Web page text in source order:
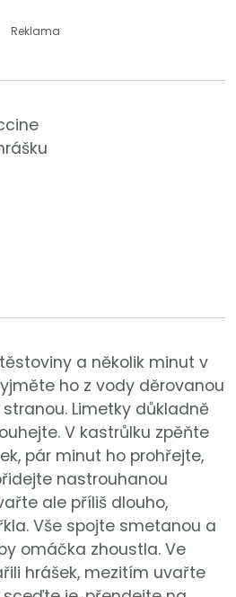
Reklama
a několik minut v
ho z vody děrovanou
Limetky důkladně
V kastrůlku zpěňte
pár minut ho prohřejte,
nastrouhanou
ale příliš dlouho,
Vše spojte smetanou a
omáčka zhoustla. Ve
hrášek, mezitím uvařte